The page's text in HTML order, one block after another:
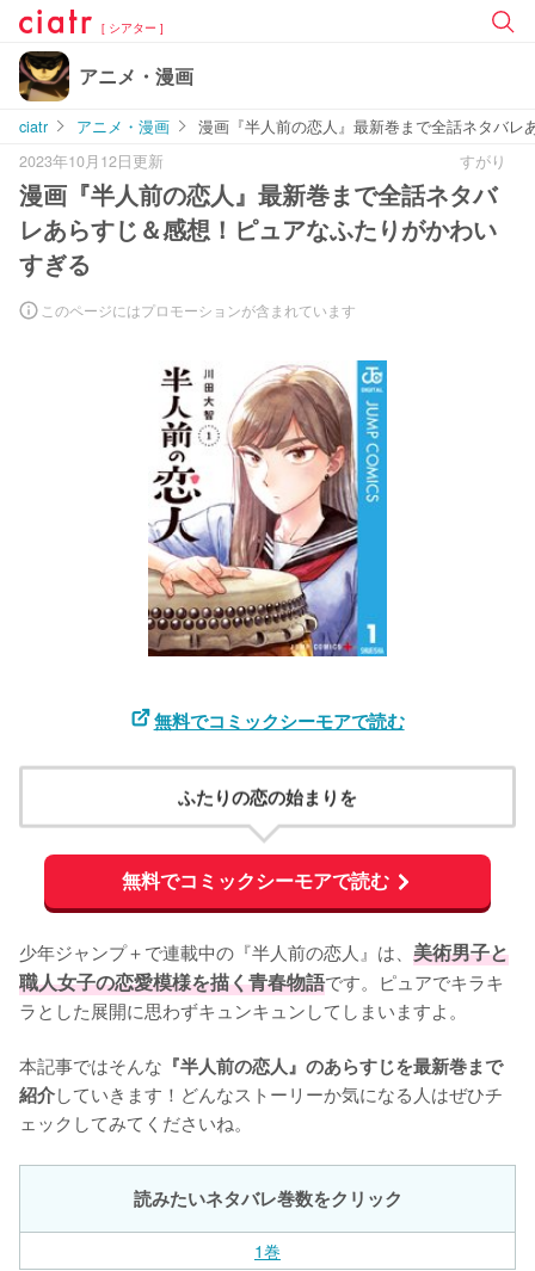
[ シアター ]
アニメ・漫画
ciatr アニメ・漫画
漫画『半人前の恋人』最新巻まで全話ネタバ
2023年10月12日更新
すがり
漫画『半人前の恋人』最新巻まで全話ネタバ
レあらすじ＆感想！ピュアなふたりがかわい
すぎる
このページにはプロモーションが含まれています
無料でコミックシーモアで読む
ふたりの恋の始まりを
無料でコミックシーモアで読む
少年ジャンプ＋で連載中の『半人前の恋人』は、 美術男子と
職人女子の恋愛模様を描く青春物語です。ピュアでキラキ
ラとした展開に思わずキュンキュンしてしまいますよ。
本記事ではそんな 『半人前の恋人』のあらすじを最新巻まで
紹介していきます！どんなストーリーか気になる人はぜひチ
ェックしてみてくださいね。
読みたいネタバレ巻数をクリック
1巻